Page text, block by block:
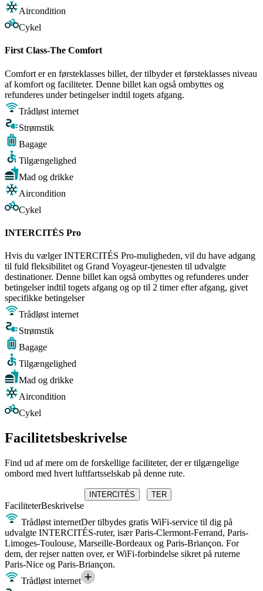
Aircondition
Cykel
First Class-The Comfort
Comfort er en førsteklasses billet, der tilbyder et førsteklasses niveau
af komfort og faciliteter. Denne billet kan også ombyttes og
refunderes under betingelser indtil togets afgang.
Trådløst internet
Strømstik
Bagage
Tilgængelighed
Mad og drikke
Aircondition
Cykel
INTERCITÉS Pro
Hvis du vælger INTERCITÉS Pro-muligheden, vil du have adgang
til fuld fleksibilitet og Grand Voyageur-tjenesten til udvalgte
destinationer. Denne billet kan også ombyttes og refunderes under
betingelser indtil togets afgang og op til 2 timer efter afgang, givet
specifikke betingelser
Trådløst internet
Strømstik
Bagage
Tilgængelighed
Mad og drikke
Aircondition
Cykel
Facilitetsbeskrivelse
Find ud af mere om de forskellige faciliteter, der er tilgængelige
ombord med hvert luftfartsselskab på denne rute.
INTERCITÉS TER
FaciliteterBeskrivelse
Trådløst internetDer tilbydes gratis WiFi-service til dig på
udvalgte INTERCITÉS-ruter, især Paris-Clermont-Ferrand, Paris-
Limoges-Toulouse, Marseille-Bordeaux og Paris-Briançon. For
dem, der rejser natten over, er WiFi-forbindelse sikret på ruterne
Paris-Nice og Paris-Briançon.
Trådløst internet